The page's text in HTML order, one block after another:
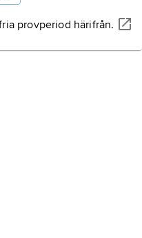
provperiod härifrån.